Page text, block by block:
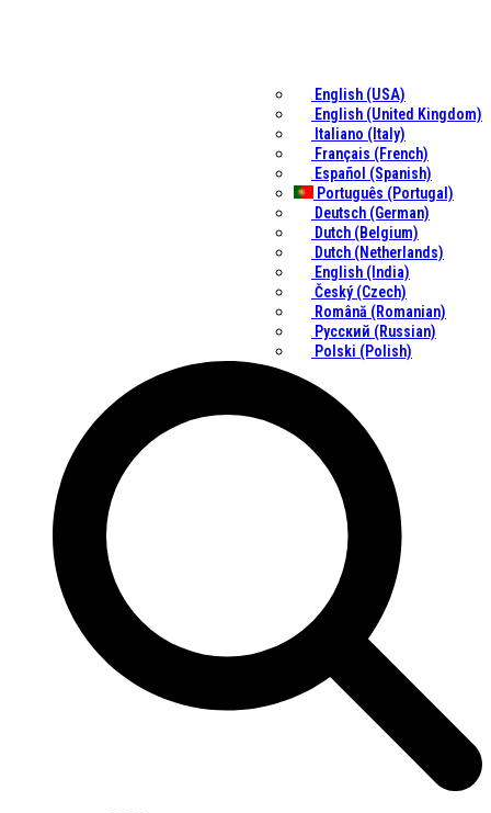
English (USA)
English (United Kingdom)
Italiano (Italy)
Français (French)
Español (Spanish)
Português (Portugal)
Deutsch (German)
Dutch (Belgium)
Dutch (Netherlands)
English (India)
Český (Czech)
Română (Romanian)
Русский (Russian)
Polski (Polish)